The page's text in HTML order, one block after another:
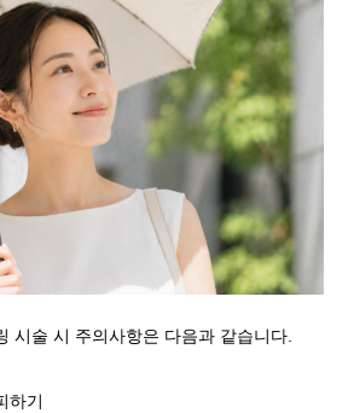
시술 시 주의사항은 다음과 같습니다.
하기